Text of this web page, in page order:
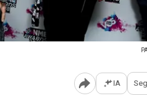
Abrir IA